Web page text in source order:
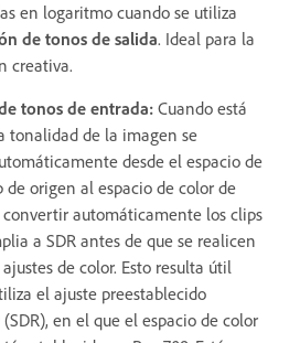
en logaritmo cuando se utiliza
de tonos de salida. Ideal para la
creativa.
tonos de entrada: Cuando está
tonalidad de la imagen se
desde el espacio de
de origen al espacio de color de
automáticamente los clips
a SDR antes de que se realicen
de color. Esto resulta útil
el ajuste preestablecido
en el que el espacio de color